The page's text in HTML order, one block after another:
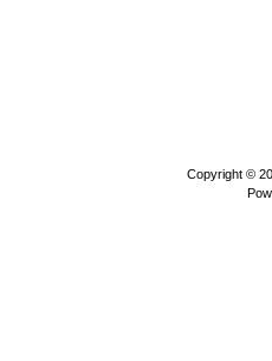
Copyright ©